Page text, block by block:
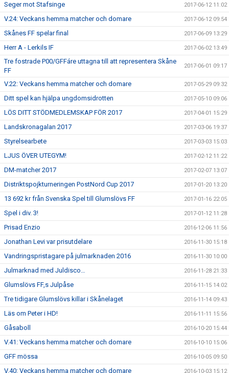
Seger mot Stafsinge 2017-06-12 11:02
V.24: Veckans hemma matcher och domare 2017-06-12 09:54
Skånes FF spelar final 2017-06-09 13:29
Herr A - Lerkils IF 2017-06-02 13:49
Tre fostrade P00/GFFáre uttagna till att representera Skåne
FF
2017-06-01 09:17
V.22: Veckans hemma matcher och domare 2017-05-29 09:32
Ditt spel kan hjälpa ungdomsidrotten 2017-05-10 09:06
LÖS DITT STÖDMEDLEMSKAP FÖR 2017 2017-04-01 15:29
Landskronagalan 2017 2017-03-06 19:37
Styrelsearbete 2017-03-03 15:03
LJUS ÖVER UTEGYM! 2017-02-12 11:22
DM-matcher 2017 2017-02-07 13:07
Distriktspojkturneringen PostNord Cup 2017 2017-01-20 13:20
13 692 kr från Svenska Spel till Glumslövs FF 2017-01-16 22:05
Spel i div. 3! 2017-01-12 11:28
Prisad Enzio 2016-12-06 11:56
Jonathan Levi var prisutdelare 2016-11-30 15:18
Vandringspristagare på julmarknaden 2016 2016-11-30 10:00
Julmarknad med Juldisco… 2016-11-28 21:33
Glumslövs FF,s Julpåse 2016-11-15 14:02
Tre tidigare Glumslövs killar i Skånelaget 2016-11-14 09:43
Läs om Peter i HD! 2016-11-11 15:56
Gåsaboll 2016-10-20 15:44
V.41: Veckans hemma matcher och domare 2016-10-10 15:06
GFF mössa 2016-10-05 09:50
V.40: Veckans hemma matcher och domare 2016-10-03 15:12